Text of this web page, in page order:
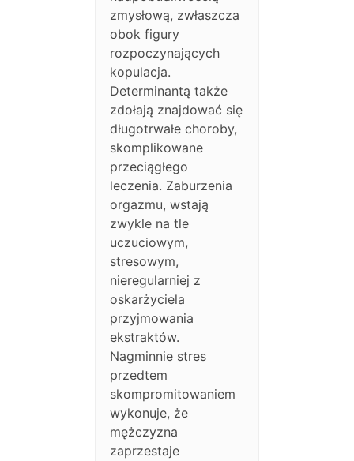
zmysłową, zwłaszcza
obok figury
rozpoczynających
kopulacja.
Determinantą także
zdołają znajdować się
długotrwałe choroby,
skomplikowane
przeciągłego
leczenia. Zaburzenia
orgazmu, wstają
zwykle na tle
uczuciowym,
stresowym,
nieregularniej z
oskarżyciela
przyjmowania
ekstraktów.
Nagminnie stres
przedtem
skompromitowaniem
wykonuje, że
mężczyzna
zaprzestaje